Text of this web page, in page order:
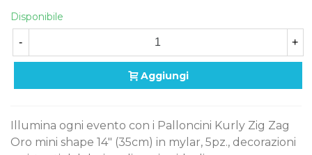
Disponibile
- +
Aggiungi
Illumina ogni evento con i Palloncini Kurly Zig Zag
Oro mini shape 14" (35cm) in mylar, 5pz., decorazioni